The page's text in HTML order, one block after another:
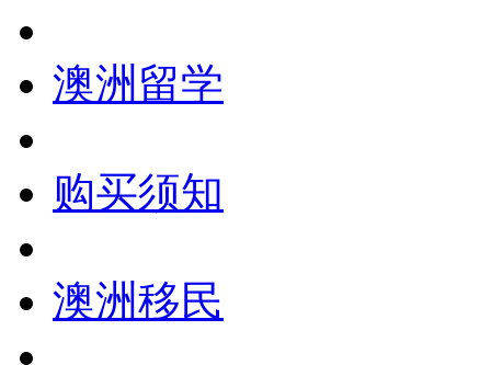
澳洲留学
购买须知
澳洲移民